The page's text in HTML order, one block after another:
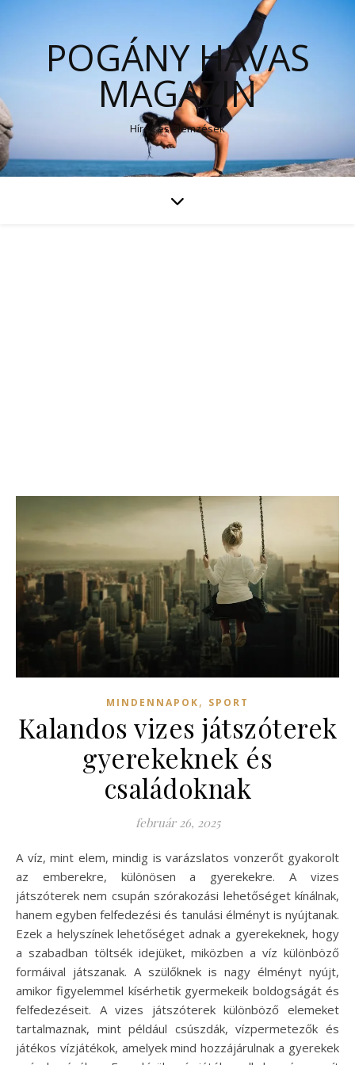
POGÁNY HAVAS
MAGAZIN
Hírek és elemzések
MINDENNAPOK, SPORT
Kalandos vizes játszóterek
gyerekeknek és
családoknak
február 26, 2025
A víz, mint elem, mindig is varázslatos vonzerőt gyakorolt
az emberekre, különösen a gyerekekre. A vizes
játszóterek nem csupán szórakozási lehetőséget kínálnak,
hanem egyben felfedezési és tanulási élményt is nyújtanak.
Ezek a helyszínek lehetőséget adnak a gyerekeknek, hogy
a szabadban töltsék idejüket, miközben a víz különböző
formáival játszanak. A szülőknek is nagy élményt nyújt,
amikor figyelemmel kísérhetik gyermekeik boldogságát és
felfedezéseit. A vizes játszóterek különböző elemeket
tartalmaznak, mint például csúszdák, vízpermetezők és
játékos vízjátékok, amelyek mind hozzájárulnak a gyerekek